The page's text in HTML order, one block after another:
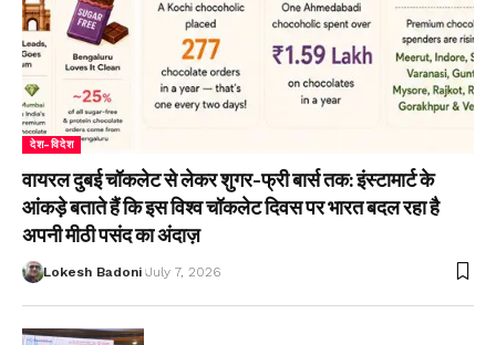
देश-विदेश
वायरल दुबई चॉकलेट से लेकर शुगर-फ्री बार्स तक: इंस्टामार्ट के
आंकड़े बताते हैं कि इस विश्व चॉकलेट दिवस पर भारत बदल रहा है
अपनी मीठी पसंद का अंदाज़
Lokesh Badoni July 7, 2026